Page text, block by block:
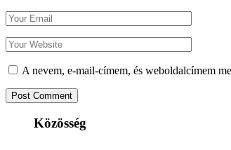
A nevem, e-mail-címem, és weboldalcímem
Közösség